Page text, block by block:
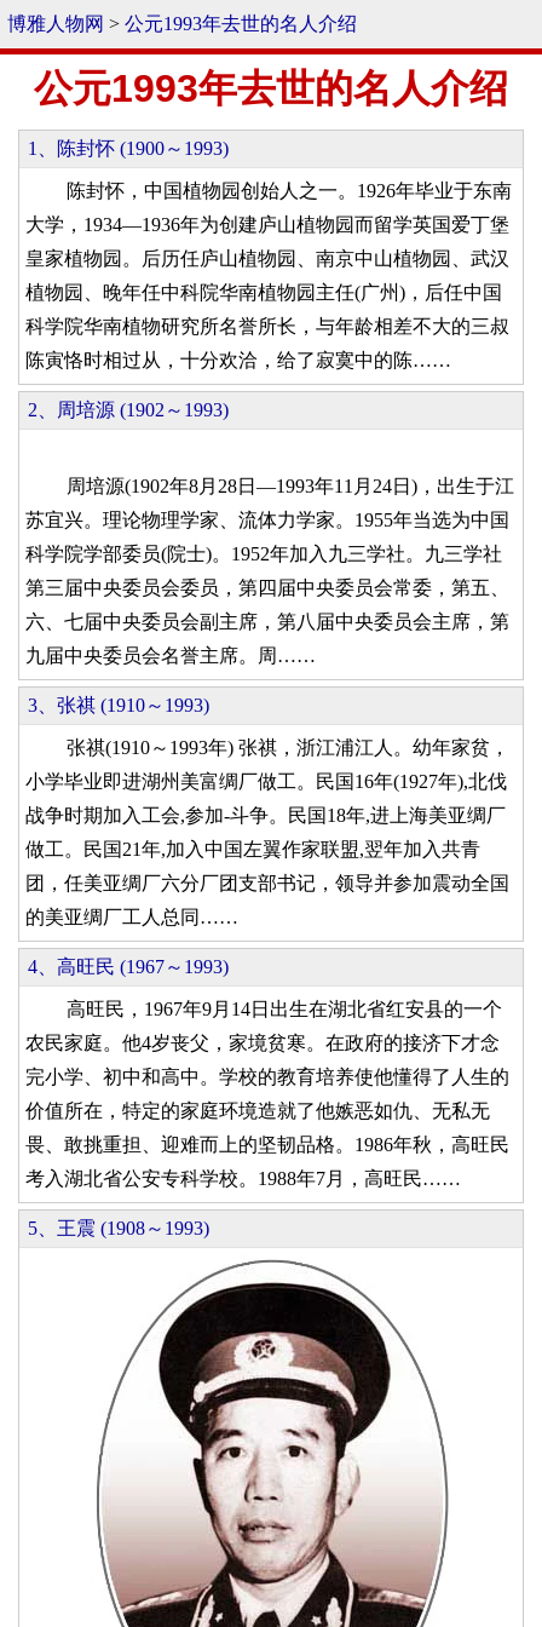
博雅人物网 > 公元1993年去世的名人介绍
公元1993年去世的名人介绍
1、陈封怀 (1900～1993)
陈封怀，中国植物园创始人之一。1926年毕业于东南
大学，1934—1936年为创建庐山植物园而留学英国爱丁堡
皇家植物园。后历任庐山植物园、南京中山植物园、武汉
植物园、晚年任中科院华南植物园主任(广州)，后任中国
科学院华南植物研究所名誉所长，与年龄相差不大的三叔
陈寅恪时相过从，十分欢洽，给了寂寞中的陈……
2、周培源 (1902～1993)
周培源(1902年8月28日—1993年11月24日)，出生于江
苏宜兴。理论物理学家、流体力学家。1955年当选为中国
科学院学部委员(院士)。1952年加入九三学社。九三学社
第三届中央委员会委员，第四届中央委员会常委，第五、
六、七届中央委员会副主席，第八届中央委员会主席，第
九届中央委员会名誉主席。周……
3、张祺 (1910～1993)
张祺(1910～1993年) 张祺，浙江浦江人。幼年家贫，
小学毕业即进湖州美富绸厂做工。民国16年(1927年),北伐
战争时期加入工会,参加-斗争。民国18年,进上海美亚绸厂
做工。民国21年,加入中国左翼作家联盟,翌年加入共青
团，任美亚绸厂六分厂团支部书记，领导并参加震动全国
的美亚绸厂工人总同……
4、高旺民 (1967～1993)
高旺民，1967年9月14日出生在湖北省红安县的一个
农民家庭。他4岁丧父，家境贫寒。在政府的接济下才念
完小学、初中和高中。学校的教育培养使他懂得了人生的
价值所在，特定的家庭环境造就了他嫉恶如仇、无私无
畏、敢挑重担、迎难而上的坚韧品格。1986年秋，高旺民
考入湖北省公安专科学校。1988年7月，高旺民……
5、王震 (1908～1993)